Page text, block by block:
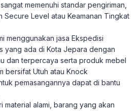
memenuhi standar pengiriman,
Secure Level atau Keamanan Tingkat
menggunakan jasa Ekspedisi
yang ada di Kota Jepara dengan
dan terpercaya serta produk mebel
bersifat Utuh atau Knock
pemasangannya dapat di bantu
material alami, barang yang akan